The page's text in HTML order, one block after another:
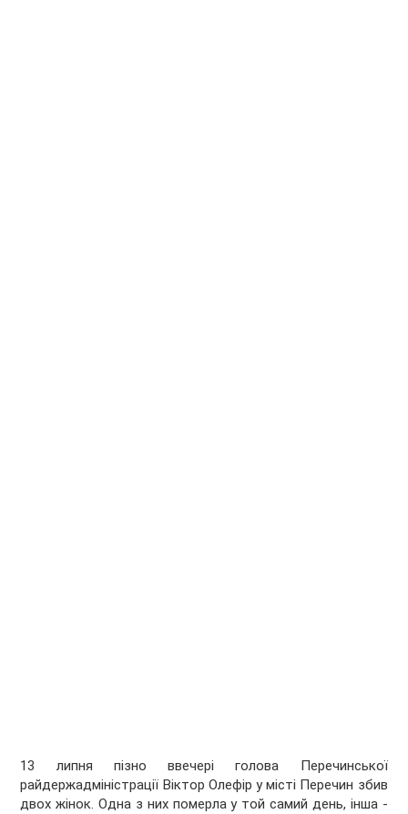
13 липня пізно ввечері голова Перечинської
райдержадміністрації Віктор Олефір у місті Перечин збив
двох жінок. Одна з них померла у той самий день, інша -